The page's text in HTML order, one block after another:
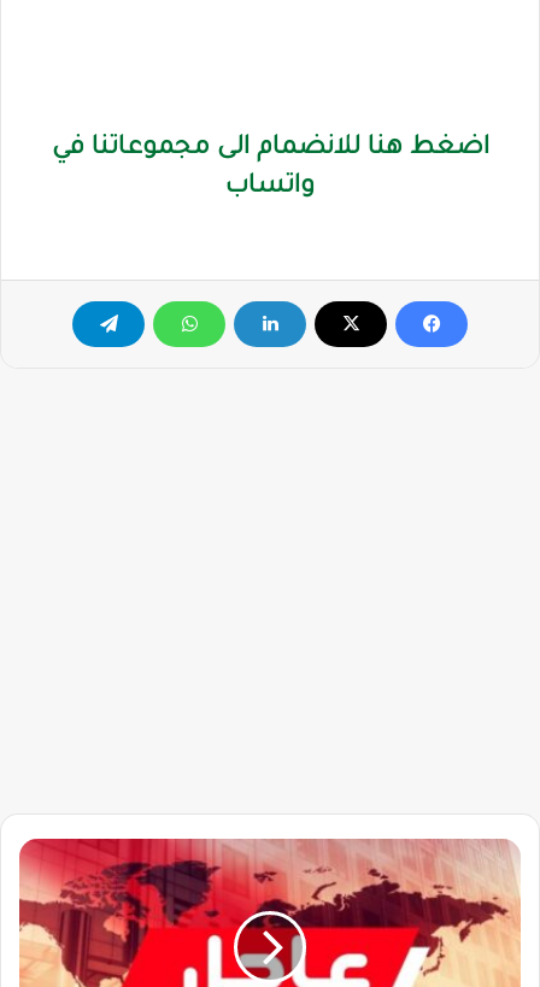
اضغط هنا للانضمام الى مجموعاتنا في
واتساب
الجيش
السوداني
يستعيد
"الدانكوج"
معارك